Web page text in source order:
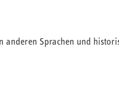
anderen Sprachen und